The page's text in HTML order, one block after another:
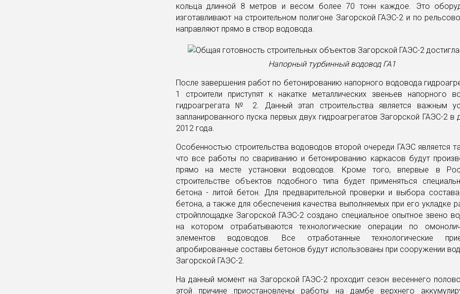
кольца длинной 8 метров и весом более 70 тонн каждое. Это
изготавливают на строительном полигоне Загорской ГАЭС-2 и по
направляют прямо в створ водовода.
Напорный турбинный водовод ГА1
После завершения работ по бетонированию напорного водовода
1 строители приступят к накатке металлических звеньев напорного
гидроагрегата № 2. Данный этап строительства является важным
запланированного пуска первых двух гидроагрегатов Загорской ГАЭС-2 в
2012 года.
Особенностью строительства водоводов второй очереди ГАЭС является
что все работы по свариванию и бетонированию каркасов будут
прямо на месте установки водоводов. Кроме того, впервые в
строительстве объектов подобного типа будет применяться
бетона - литой бетон. Для предварительной проверки и выбора
бетона, а также для обеспечения качества выполняемых при его укладке
стройплощадке Загорской ГАЭС-2 создано специальное опытное звено
на котором отрабатываются технологические операции по
элементов водоводов. Все отработанные технологические
апробированные составы бетонов будут использованы при сооружении
Загорской ГАЭС-2.
На данный момент на Загорской ГАЭС-2 проходит сезон весеннего
этой причине приостановлены работы на дамбе верхнего